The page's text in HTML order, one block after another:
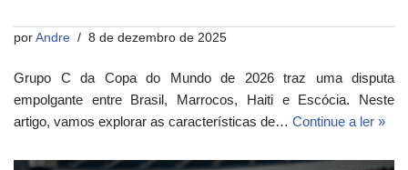
por Andre 8 de dezembro de 2025
Grupo C da Copa do Mundo de 2026 traz uma disputa
empolgante entre Brasil, Marrocos, Haiti e Escócia. Neste
artigo, vamos explorar as características de… Continue a ler »